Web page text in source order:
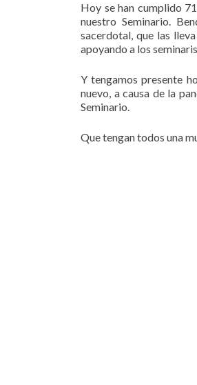
Hoy se han cumplido
nuestro Seminario.
sacerdotal, que las
apoyando a los
Y tengamos presente
nuevo, a causa de la
Seminario.
Que tengan todos una